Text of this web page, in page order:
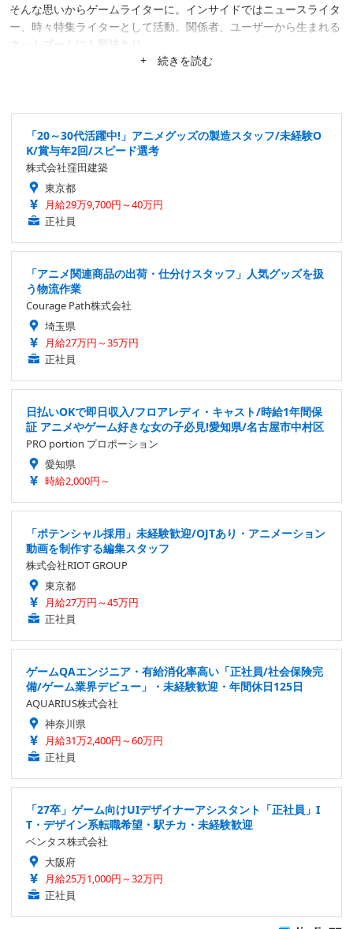
そんな思いからゲームライターに。インサイドではニュースライタ
ー、時々特集ライターとして活動。関係者、ユーザーから生まれる
ネットブームにも興味あり。
+ 続きを読む
「20～30代活躍中!」アニメグッズの製造スタッフ/未経験O
K/賞与年2回/スピード選考
株式会社窪田建築
東京都
月給29万9,700円～40万円
正社員
「アニメ関連商品の出荷・仕分けスタッフ」人気グッズを扱
う物流作業
Courage Path株式会社
埼玉県
月給27万円～35万円
正社員
日払いOKで即日収入/フロアレディ・キャスト/時給1年間保
証 アニメやゲーム好きな女の子必見!愛知県/名古屋市中村区
PRO portion プロポーション
愛知県
時給2,000円～
「ポテンシャル採用」未経験歓迎/OJTあり・アニメーション
動画を制作する編集スタッフ
株式会社RIOT GROUP
東京都
月給27万円～45万円
正社員
ゲームQAエンジニア・有給消化率高い「正社員/社会保険完
備/ゲーム業界デビュー」・未経験歓迎・年間休日125日
AQUARIUS株式会社
神奈川県
月給31万2,400円～60万円
正社員
「27卒」ゲーム向けUIデザイナーアシスタント「正社員」I
T・デザイン系転職希望・駅チカ・未経験歓迎
ベンタス株式会社
大阪府
月給25万1,000円～32万円
正社員